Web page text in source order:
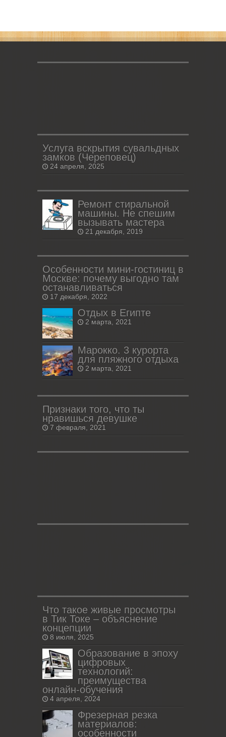
Услуга вскрытия сувальдных
замков (Череповец)
24 апреля, 2025
Ремонт стиральной
машины. Не спешим
вызывать мастера
21 декабря, 2019
Особенности мини-гостиниц в
Москве: почему выгодно там
останавливаться
17 декабря, 2022
Отдых в Египте
2 марта, 2021
Марокко. 3 курорта
для пляжного отдыха
2 марта, 2021
Признаки того, что ты
нравишься девушке
7 февраля, 2021
Что такое живые просмотры
в Тик Токе – объяснение
концепции
8 июля, 2025
Образование в эпоху
цифровых
технологий:
преимущества
онлайн-обучения
4 апреля, 2024
Фрезерная резка
материалов:
особенности